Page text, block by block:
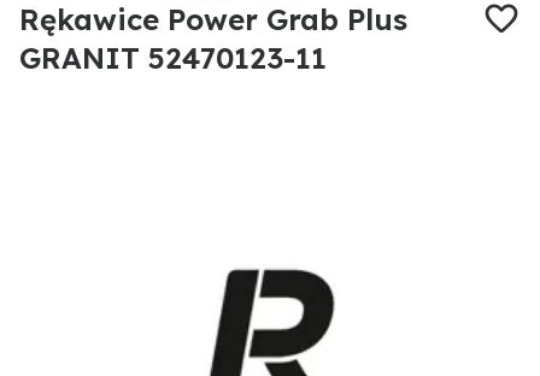
Rękawice Power Grab Plus
GRANIT 52470123-11